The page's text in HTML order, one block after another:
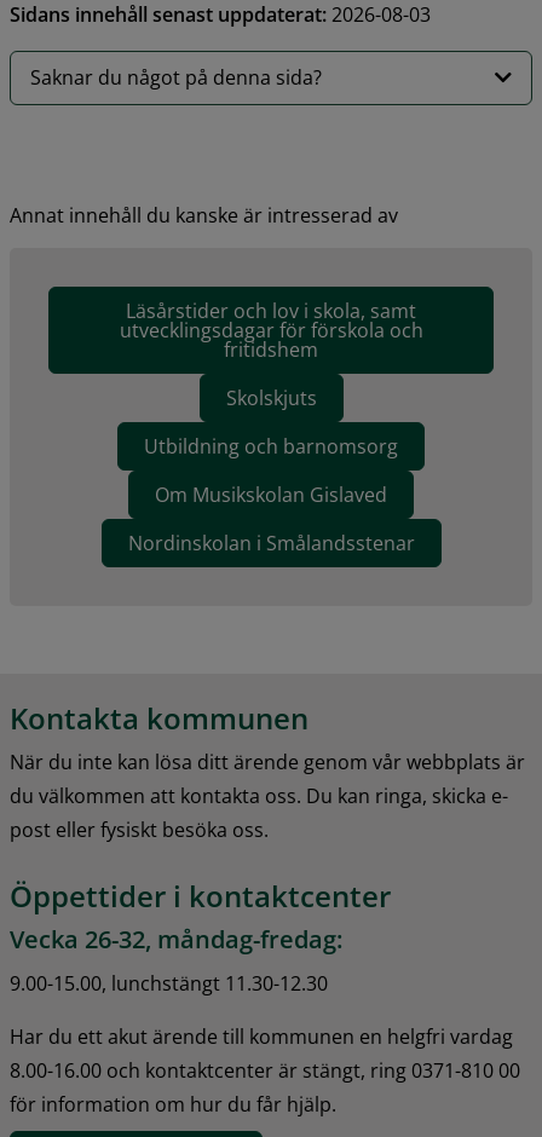
Sidans innehåll senast uppdaterat:2026-08-03
Saknar du något på denna sida?
Annat innehåll du kanske är intresserad av
Läsårstider och lov i skola, samt
utvecklingsdagar för förskola och
fritidshem
Skolskjuts
Utbildning och barnomsorg
Om Musikskolan Gislaved
Nordinskolan i Smålandsstenar
Kontakta kommunen
När du inte kan lösa ditt ärende genom vår webbplats är
du välkommen att kontakta oss. Du kan ringa, skicka e-
post eller fysiskt besöka oss.
Öppettider i kontaktcenter
Vecka 26-32, måndag-fredag:
9.00-15.00, lunchstängt 11.30-12.30
Har du ett akut ärende till kommunen en helgfri vardag
8.00-16.00 och kontaktcenter är stängt, ring 0371-810 00
för information om hur du får hjälp.